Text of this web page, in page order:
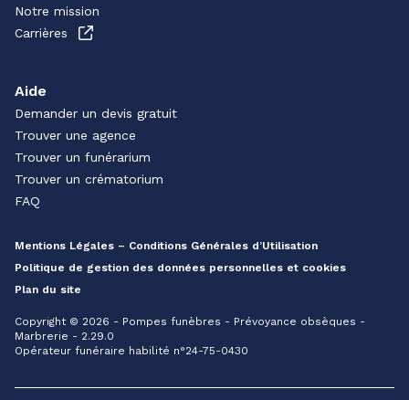
Notre mission
Carrières
Aide
Demander un devis gratuit
Trouver une agence
Trouver un funérarium
Trouver un crématorium
FAQ
Mentions Légales – Conditions Générales d’Utilisation
Politique de gestion des données personnelles et cookies
Plan du site
Copyright © 2026 - Pompes funèbres - Prévoyance obsèques -
Marbrerie - 2.29.0
Opérateur funéraire habilité n°24-75-0430